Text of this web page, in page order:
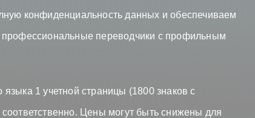
конфиденциальность данных и обеспечиваем
переводчики с профильным
1 учетной страницы (1800 знаков с
Цены могут быть снижены для